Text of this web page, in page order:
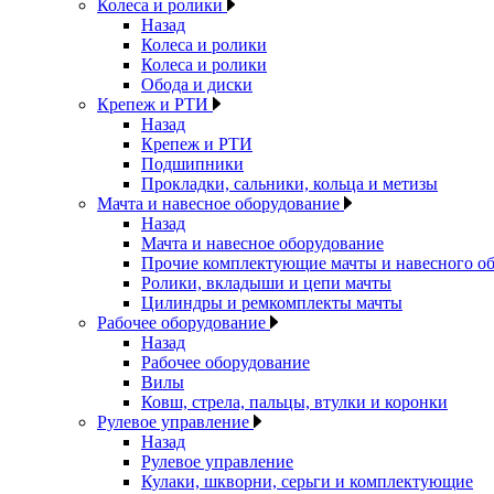
Колеса и ролики
Назад
Колеса и ролики
Колеса и ролики
Обода и диски
Крепеж и РТИ
Назад
Крепеж и РТИ
Подшипники
Прокладки, сальники, кольца и метизы
Мачта и навесное оборудование
Назад
Мачта и навесное оборудование
Прочие комплектующие мачты и навесного
Ролики, вкладыши и цепи мачты
Цилиндры и ремкомплекты мачты
Рабочее оборудование
Назад
Рабочее оборудование
Вилы
Ковш, стрела, пальцы, втулки и коронки
Рулевое управление
Назад
Рулевое управление
Кулаки, шкворни, серьги и комплектующие